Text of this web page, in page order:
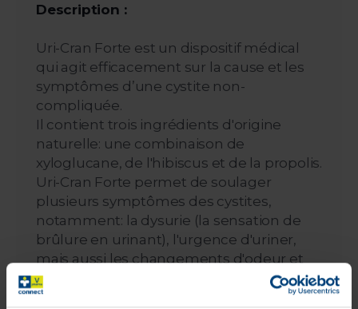
Description :
Uri-Cran Forte est un dispositif médical
qui agit efficacement sur la cause et les
symptômes d’une cystite non-
compliquée.
Il contient trois ingrédients d'origine
naturelle: une combinaison de
xyloglucane, de l'hibiscus et de la propolis.
Uri-Cran Forte permet de soulager
plusieurs symptômes des cystites,
notamment: la dysurie (la sensation de
brûlure en urinant), l'urgence d'uriner,
mais aussi les changements d'odeur et
de couleur de l'urine.
Contrôle et prévention des infections des